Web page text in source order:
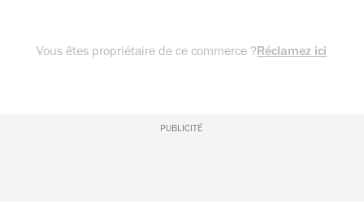
Vous êtes propriétaire de ce commerce ?Réclamez ici
PUBLICITÉ